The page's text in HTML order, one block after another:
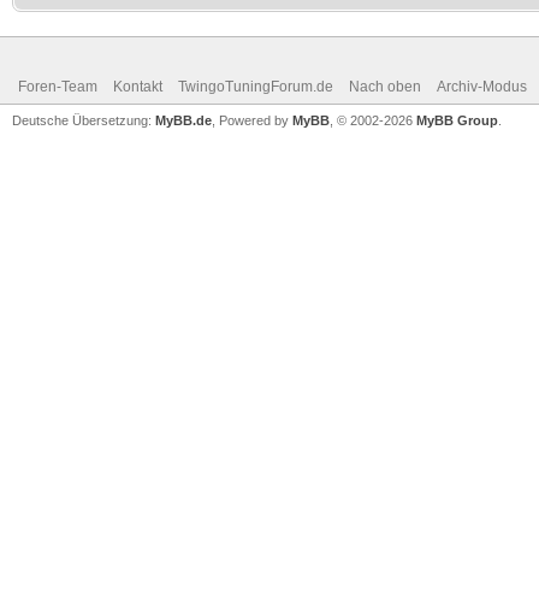
Foren-Team Kontakt TwingoTuningForum.de Nach oben Archiv-Modus
Deutsche Übersetzung: MyBB.de , Powered by MyBB , © 2002-2026 MyBB Group